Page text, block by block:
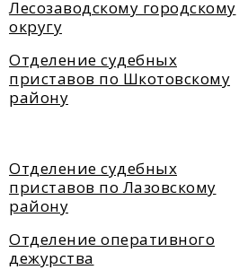
Лесозаводскому городскому
округу
Отделение судебных
приставов по Шкотовскому
району
Отделение судебных
приставов по Лазовскому
району
Отделение оперативного
дежурства